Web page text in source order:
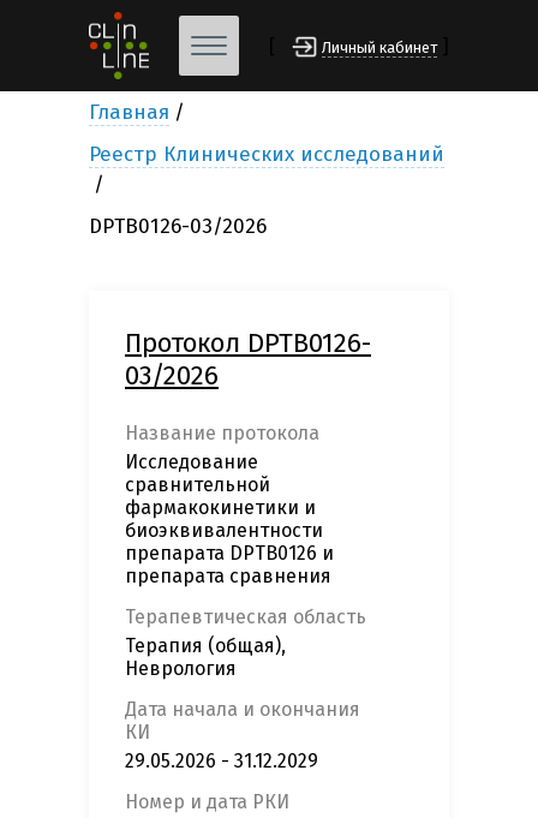
Личный кабинет
Главная
Реестр Клинических исследований
DPTB0126-03/2026
Протокол DPTB0126-
03/2026
Название протокола
Исследование
сравнительной
фармакокинетики и
биоэквивалентности
препарата DPTB0126 и
препарата сравнения
Терапевтическая область
Терапия (общая),
Неврология
Дата начала и окончания
КИ
29.05.2026 - 31.12.2029
Номер и дата РКИ